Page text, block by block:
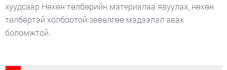
хуудсаар Нөхөн төлбөрийн материалаа явуулах, нөхөн
төлбөртэй холбоотой зөвөлгөө мэдээлэл авах
боломжтой.